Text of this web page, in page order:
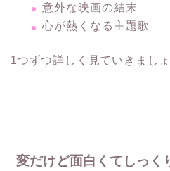
意外な映画の結末
心が熱くなる主題歌
1つずつ詳しく見ていきましょ
変だけど面白くてしっく